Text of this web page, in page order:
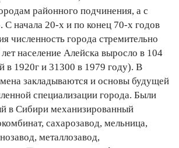
районного подчинения, а с
начала 20-х и по конец 70-х годов
численность города стремительно
лет население Алейска выросло в 104
в 1920г и 31300 в 1979 году). В
закладываются и основы будущей
специализации города. Были
в Сибири механизированный
сахарозавод, мельница,
металлозавод,